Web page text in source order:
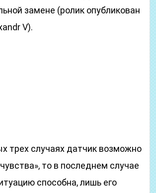
замене (ролик опубликован
V).
трех случаях датчик возможно
то в последнем случае
способна, лишь его